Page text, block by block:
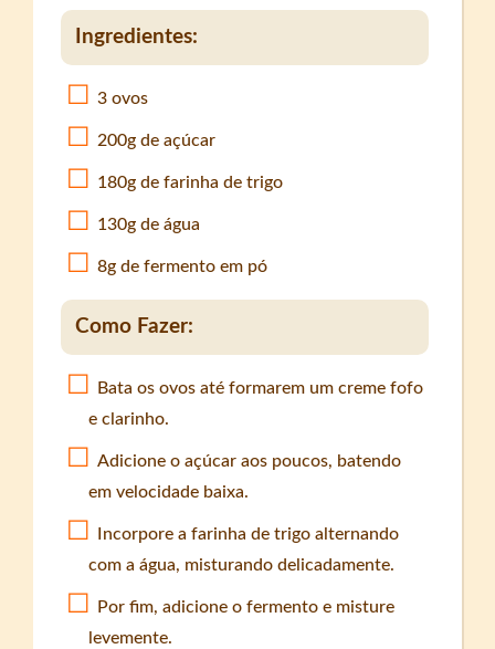
Ingredientes:
3 ovos
200g de açúcar
180g de farinha de trigo
130g de água
8g de fermento em pó
Como Fazer:
Bata os ovos até formarem um creme fofo
e clarinho.
Adicione o açúcar aos poucos, batendo
em velocidade baixa.
Incorpore a farinha de trigo alternando
com a água, misturando delicadamente.
Por fim, adicione o fermento e misture
levemente.